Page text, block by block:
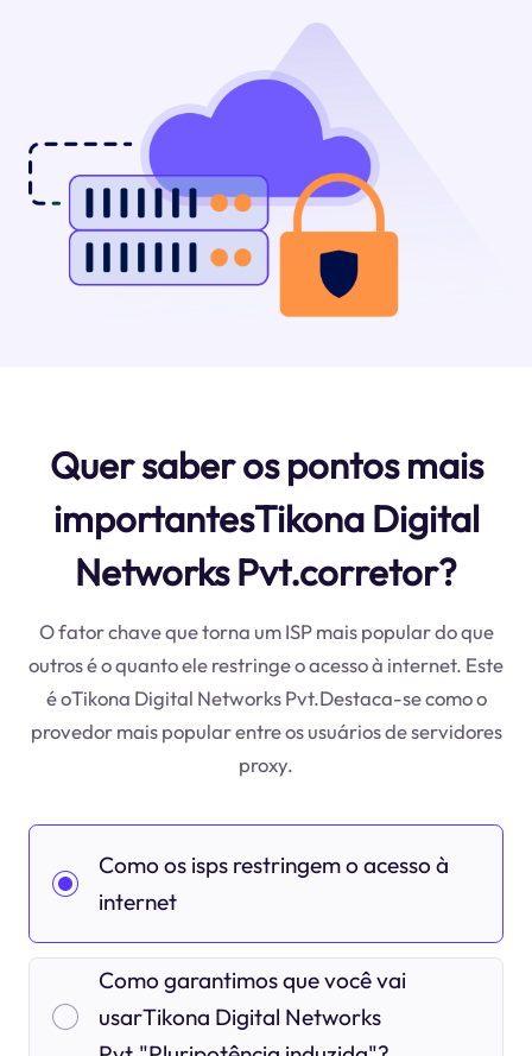
Quer saber os pontos mais
importantesTikona Digital
Networks Pvt.corretor?
O fator chave que torna um ISP mais popular do que
outros é o quanto ele restringe o acesso à internet. Este
é oTikona Digital Networks Pvt.Destaca-se como o
provedor mais popular entre os usuários de servidores
proxy.
Como os isps restringem o acesso à
internet
Como garantimos que você vai
usarTikona Digital Networks